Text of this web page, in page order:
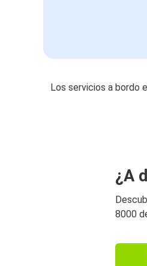
Los servicios a bordo
¿A
8000